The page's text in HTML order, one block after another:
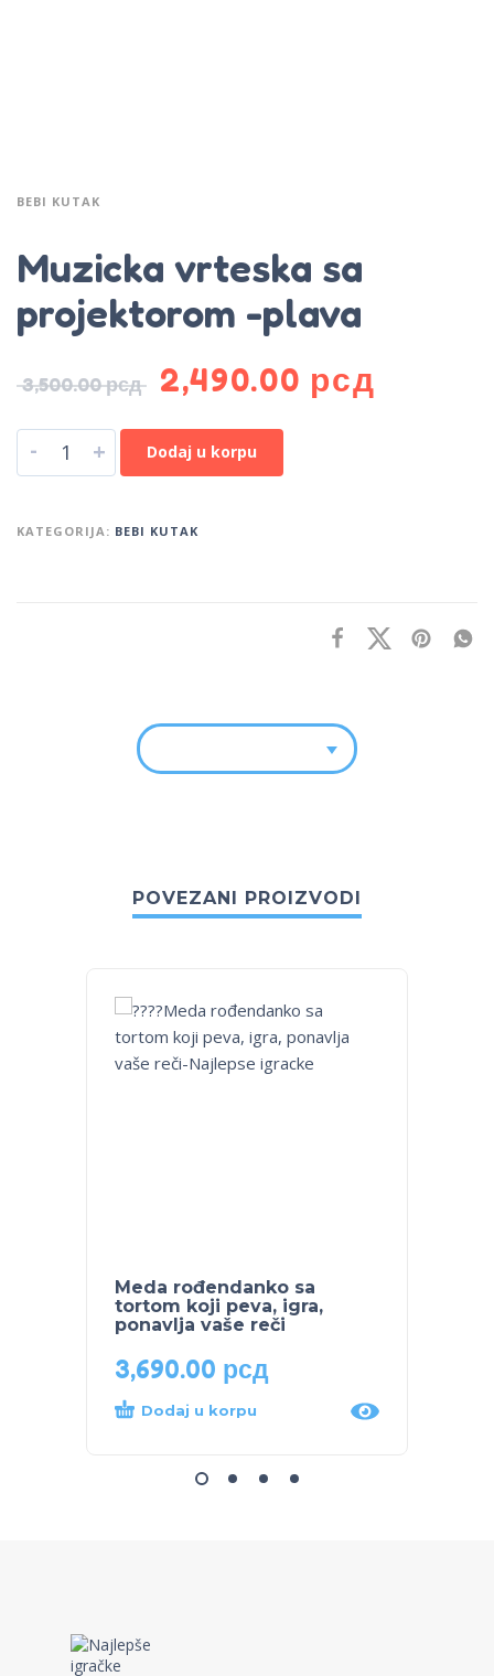
BEBI KUTAK
Muzicka vrteska sa
projektorom -plava
3,500.00рсд 2,490.00 рсд
- + Dodaj u korpu
KATEGORIJA: BEBI KUTAK
POVEZANI PROIZVODI
Meda rođendanko sa
tortom koji peva, igra,
ponavlja vaše reči
3,690.00 рсд
Dodaj u korpu